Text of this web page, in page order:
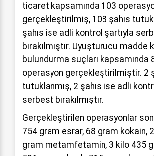
ticaret kapsamında 103
gerçekleştirilmiş, 108 şahıs
şahıs ise adli kontrol şartıyla
bırakılmıştır. Uyuşturucu madde
bulundurma suçları kapsamında
operasyon gerçekleştirilmiştir. 2
tutuklanmış, 2 şahıs ise adli
serbest bırakılmıştır.
Gerçekleştirilen operasyonlar
754 gram esrar, 68 gram kokain,
gram metamfetamin, 3 kilo 435